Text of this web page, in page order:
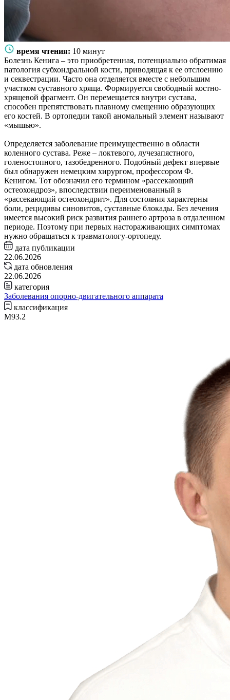
время чтения: 10 минут
Болезнь Кенига – это приобретенная, потенциально обратимая
патология субхондральной кости, приводящая к ее отслоению
и секвестрации. Часто она отделяется вместе с небольшим
участком суставного хряща. Формируется свободный костно-
хрящевой фрагмент. Он перемещается внутри сустава,
способен препятствовать плавному смещению образующих
его костей. В ортопедии такой аномальный элемент называют
«мышью».
Определяется заболевание преимущественно в области
коленного сустава. Реже – локтевого, лучезапястного,
голеностопного, тазобедренного. Подобный дефект впервые
был обнаружен немецким хирургом, профессором Ф.
Кенигом. Тот обозначил его термином «рассекающий
остеохондроз», впоследствии переименованный в
«рассекающий остеохондрит». Для состояния характерны
боли, рецидивы синовитов, суставные блокады. Без лечения
имеется высокий риск развития раннего артроза в отдаленном
периоде. Поэтому при первых настораживающих симптомах
нужно обращаться к травматологу-ортопеду.
дата публикации
22.06.2026
дата обновления
22.06.2026
категория
Заболевания опорно-двигательного аппарата
классификация
M93.2